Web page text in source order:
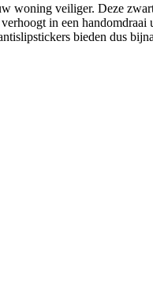
woning veiliger. Deze
in een
bieden dus